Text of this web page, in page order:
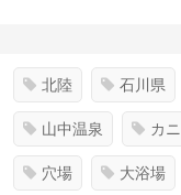
北陸 石川県
山中温泉 カニ
穴場 大浴場